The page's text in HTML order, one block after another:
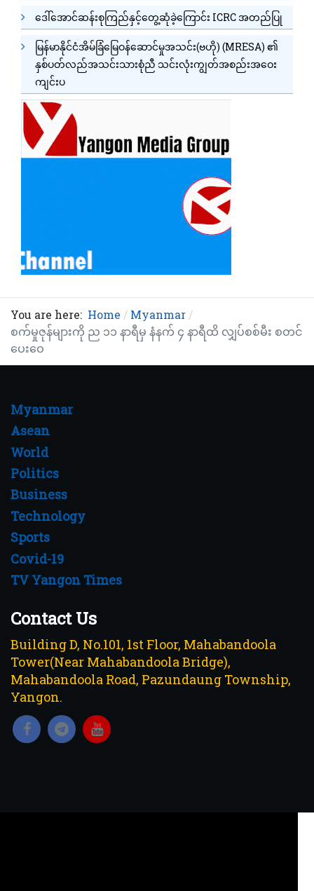
ဒေါ်အောင်ဆန်းစုကြည်နှင့်တွေ့ဆုံခဲ့ကြောင်း ICRC အတည်ပြု
မြန်မာနိုင်ငံအိမ်ခြံမြေဝန်ဆောင်မှုအသင်း(ဗဟို) (MRESA) ၏
နှစ်ပတ်လည်အသင်းသားစုံညီ သင်းလုံးကျွတ်အစည်းအဝေး
ကျင်းပ
You are here: Home
Myanmar
စက်မှုဇုန်များကို ည ၁၁ နာရီမှ နံနက် ၄ နာရီထိ လျှပ်စစ်မီး စတင်
ပေးဝေ
Myanmar
Asean
World
Politics
Business
Technology
Sports
Covid-19
TV Yangon Times
Contact Us
Building D, No.101, 1st Floor, Mahabandoola
Tower(Near Mahabandoola Bridge),
Mahabandoola Road, Pazundaung Township,
Yangon.